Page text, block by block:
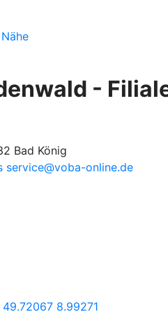
-
Bad König
service@voba-online.de
49.72067 8.99271